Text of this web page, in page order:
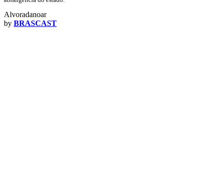
Alvoradanoar
by BRASCAST